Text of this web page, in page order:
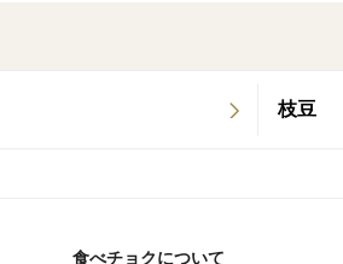
枝豆
食べチョクについて